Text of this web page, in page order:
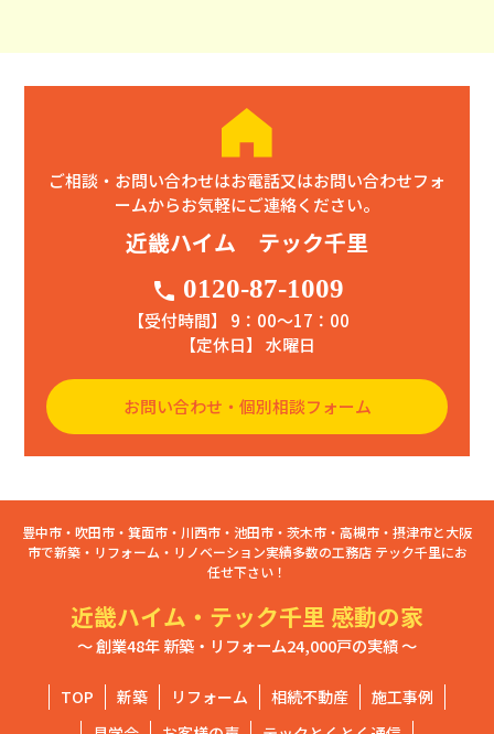
ご相談・お問い合わせはお電話又はお問い合わせフォ
ームからお気軽にご連絡ください。
近畿ハイム テック千里
phone 0120-87-1009
【受付時間】 9：00〜17：00
【定休日】 水曜日
お問い合わせ・個別相談フォーム
豊中市・吹田市・箕面市・川西市・池田市・茨木市・高槻市・摂津市と大阪
市で新築・リフォーム・リノベーション実績多数の工務店 テック千里にお
任せ下さい！
近畿ハイム・テック千里 感動の家
～ 創業48年 新築・リフォーム24,000戸の実績 ～
TOP 新築 リフォーム 相続不動産
施工事例